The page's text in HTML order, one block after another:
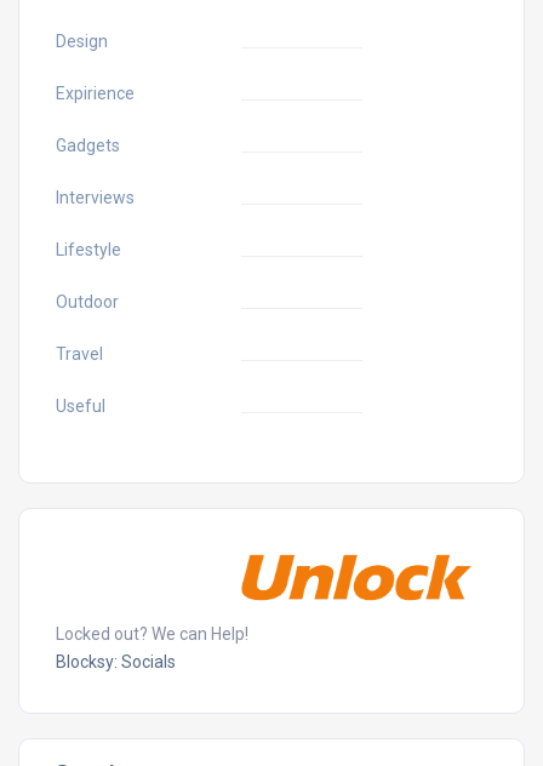
Design
Expirience
Gadgets
Interviews
Lifestyle
Outdoor
Travel
Useful
Locked out? We can Help!
Blocksy: Socials